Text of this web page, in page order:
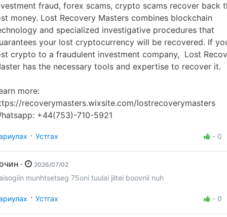
fraud, forex scams, crypto scams recover back
money. Lost Recovery Masters combines blockchain
and specialized investigative procedures that
your lost cryptocurrency will be recovered. If
crypto to a fraudulent investment company, Lost
has the necessary tools and expertise to recover it.
more:
recoverymasters.wixsite.com/lostrecoverymasters
+44(753)-710-5921
· Устгах - 0
Зочин · 2026/07/02
munhtsetseg 75oni tuulai jiltei boovnii nuh
· Устгах - 0